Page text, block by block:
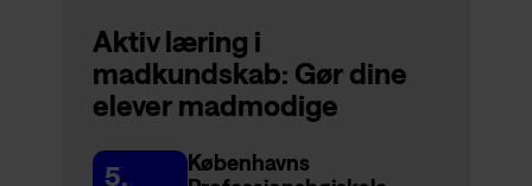
Aktiv læring i
madkundskab: Gør dine
elever madmodige
5.
Københavns